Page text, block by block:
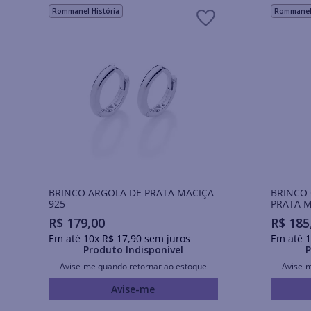
Rommanel História
BRINCO ARGOLA DE PRATA MACIÇA
925
R$ 179,00
Em até 10x R$ 17,90sem juros
Produto Indisponível
Avise-me quando retornar ao estoque
Avise-me
BRINCO
PRATA
R$ 185
Em até
Avise-